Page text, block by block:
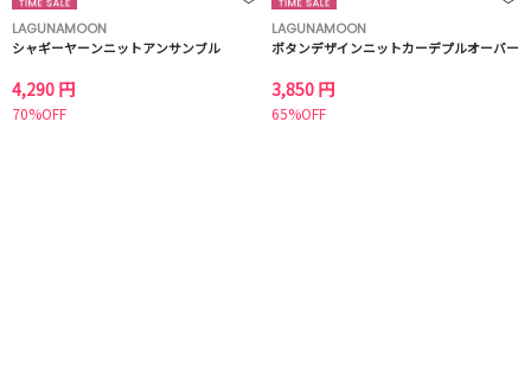
LAGUNAMOON
シャギーヤーンニットアンサンブル
4,290 円
70%OFF
LAGUNAMOON
ボタンデザインニットカーデプルオーバー
3,850 円
65%OFF